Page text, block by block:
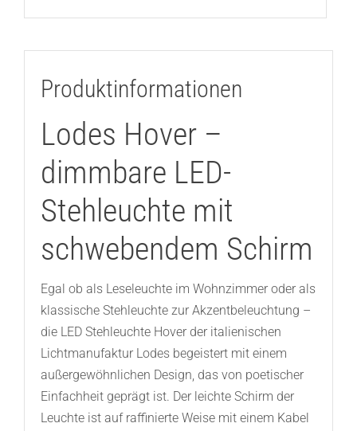
Produktinformationen
Lodes Hover –
dimmbare LED-
Stehleuchte mit
schwebendem Schirm
Egal ob als Leseleuchte im Wohnzimmer oder als
klassische Stehleuchte zur Akzentbeleuchtung –
die LED Stehleuchte Hover der italienischen
Lichtmanufaktur Lodes begeistert mit einem
außergewöhnlichen Design, das von poetischer
Einfachheit geprägt ist. Der leichte Schirm der
Leuchte ist auf raffinierte Weise mit einem Kabel